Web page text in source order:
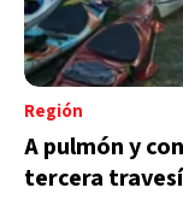
Región
A pulmón y
tercera